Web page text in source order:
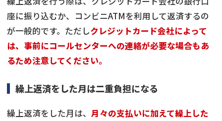
座に振り込むか、コンビニATMを利用して返済するの
が一般的です。ただしクレジットカード会社によって
は、事前にコールセンターへの連絡が必要な場合もあ
るため注意してください。
繰上返済をした月は二重負担になる
繰上返済をした月は、 月々の支払いに加えて繰上した